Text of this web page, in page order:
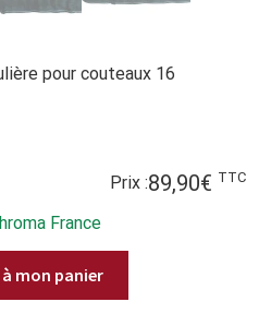
pour couteaux 16
Prix :89,90€ TTC
France
mon panier